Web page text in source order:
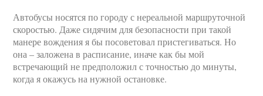
Автобусы носятся по городу с нереальной маршруточной
скоростью. Даже сидячим для безопасности при такой
манере вождения я бы посоветовал пристегиваться. Но
она – заложена в расписание, иначе как бы мой
встречающий не предположил с точностью до минуты,
когда я окажусь на нужной остановке.